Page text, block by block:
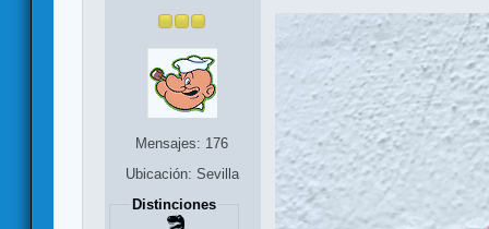
Mensajes: 176
Ubicación: Sevilla
Distinciones